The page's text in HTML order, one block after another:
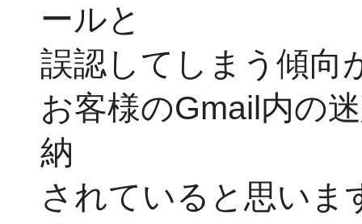
ールと
誤認してしまう傾向
お客様のGmail内の
納
されていると思いま